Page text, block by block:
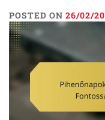
POSTED ON 26/02/